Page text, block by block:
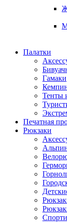
Палатки
Гамаки
Тенты
Печатная
Рюкзаки